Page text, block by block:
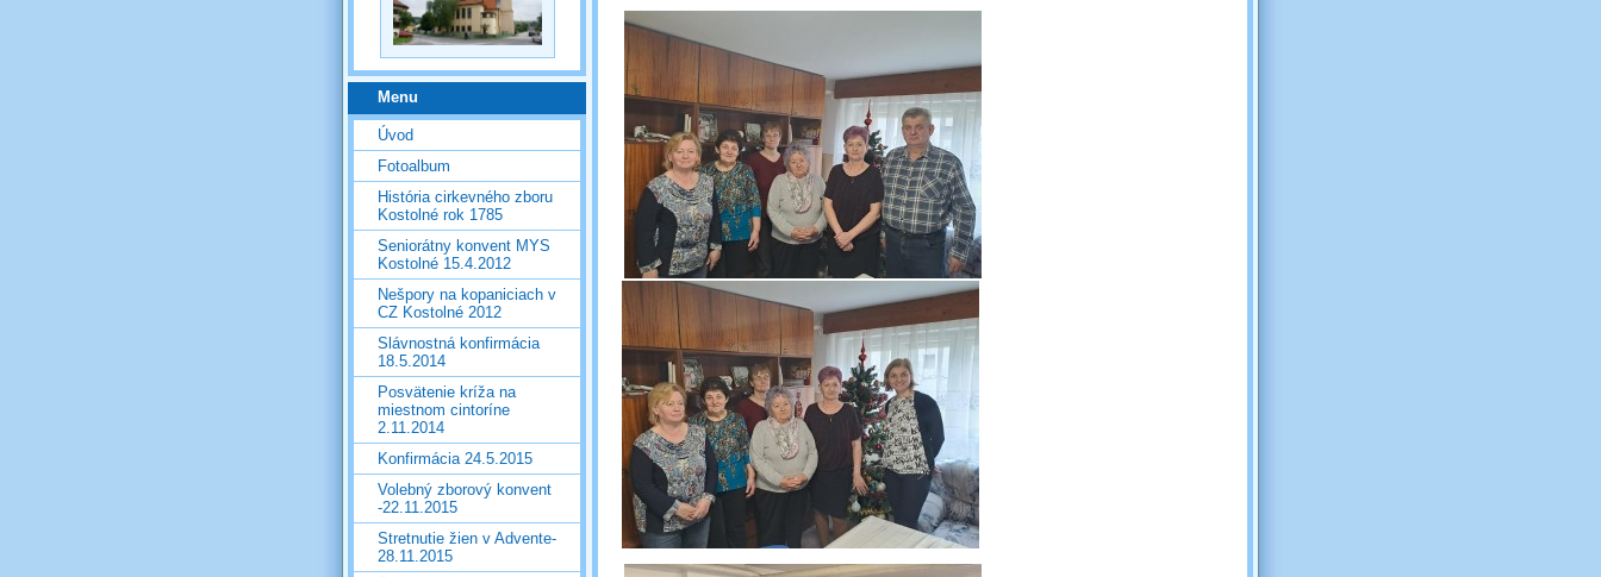
Menu
Úvod
Fotoalbum
História cirkevného zboru
Kostolné rok 1785
Seniorátny konvent MYS
Kostolné 15.4.2012
Nešpory na kopaniciach v
CZ Kostolné 2012
Slávnostná konfirmácia
18.5.2014
Posvätenie kríža na
miestnom cintoríne
2.11.2014
Konfirmácia 24.5.2015
Volebný zborový konvent
-22.11.2015
Stretnutie žien v Advente-
28.11.2015